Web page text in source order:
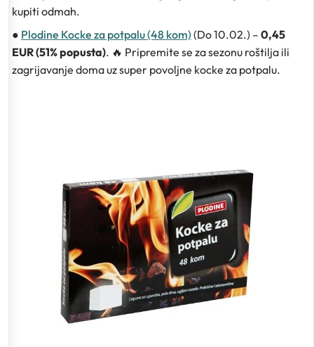
kupiti odmah.
● Plodine Kocke za potpalu (48 kom) (Do 10.02.) – 0,45
EUR (51% popusta). 🔥 Pripremite se za sezonu roštilja ili
zagrijavanje doma uz super povoljne kocke za potpalu.